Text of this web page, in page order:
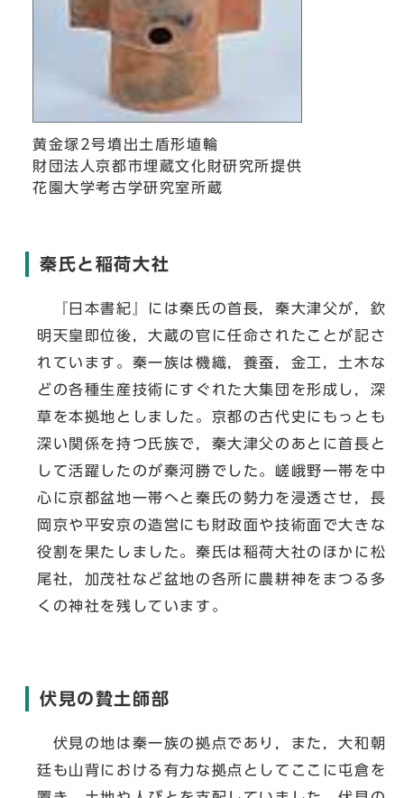
黄金塚2号墳出土盾形埴輪
財団法人京都市埋蔵文化財研究所提供
花園大学考古学研究室所蔵
秦氏と稲荷大社
『日本書紀』には秦氏の首長，秦大津父が，欽
明天皇即位後，大蔵の官に任命されたことが記さ
れています。秦一族は機織，養蚕，金工，土木な
どの各種生産技術にすぐれた大集団を形成し，深
草を本拠地としました。京都の古代史にもっとも
深い関係を持つ氏族で，秦大津父のあとに首長と
して活躍したのが秦河勝でした。嵯峨野一帯を中
心に京都盆地一帯へと秦氏の勢力を浸透させ，長
岡京や平安京の造営にも財政面や技術面で大きな
役割を果たしました。秦氏は稲荷大社のほかに松
尾社，加茂社など盆地の各所に農耕神をまつる多
くの神社を残しています。
伏見の贄土師部
伏見の地は秦一族の拠点であり，また，大和朝
廷も山背における有力な拠点としてここに屯倉を